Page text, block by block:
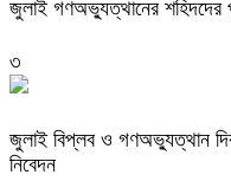
জুলাই গণঅভ্যুত্থানের শহিদদের
৩
জুলাই বিপ্লব ও গণঅভ্যুত্থান
নিবেদন